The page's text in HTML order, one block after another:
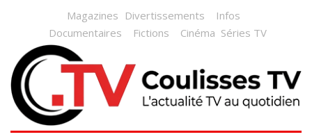
Magazines Divertissements
Infos
Documentaires
Fictions Cinéma Séries TV